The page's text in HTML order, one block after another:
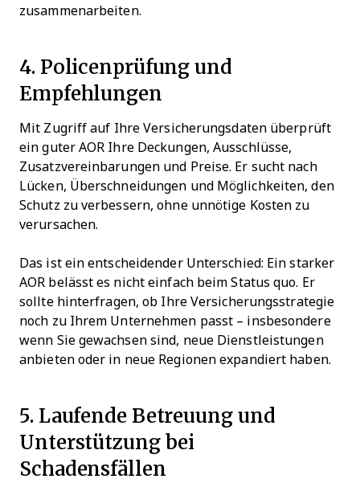
zusammenarbeiten.
4. Policenprüfung und
Empfehlungen
Mit Zugriff auf Ihre Versicherungsdaten überprüft
ein guter AOR Ihre Deckungen, Ausschlüsse,
Zusatzvereinbarungen und Preise. Er sucht nach
Lücken, Überschneidungen und Möglichkeiten, den
Schutz zu verbessern, ohne unnötige Kosten zu
verursachen.
Das ist ein entscheidender Unterschied: Ein starker
AOR belässt es nicht einfach beim Status quo. Er
sollte hinterfragen, ob Ihre Versicherungsstrategie
noch zu Ihrem Unternehmen passt – insbesondere
wenn Sie gewachsen sind, neue Dienstleistungen
anbieten oder in neue Regionen expandiert haben.
5. Laufende Betreuung und
Unterstützung bei
Schadensfällen